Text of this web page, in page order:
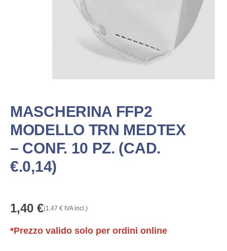
MASCHERINA FFP2
MODELLO TRN MEDTEX
– CONF. 10 PZ. (CAD.
€.0,14)
1,40 €(1,47 € IVA incl.)
*Prezzo valido solo per ordini online